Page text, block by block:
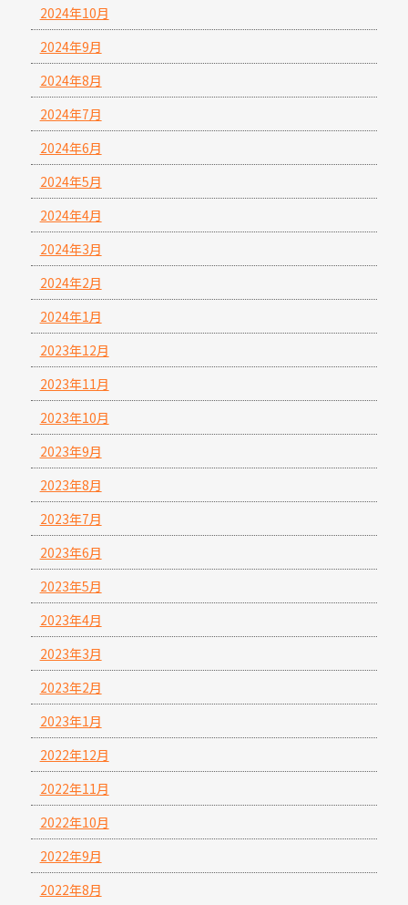
2024年10月
2024年9月
2024年8月
2024年7月
2024年6月
2024年5月
2024年4月
2024年3月
2024年2月
2024年1月
2023年12月
2023年11月
2023年10月
2023年9月
2023年8月
2023年7月
2023年6月
2023年5月
2023年4月
2023年3月
2023年2月
2023年1月
2022年12月
2022年11月
2022年10月
2022年9月
2022年8月